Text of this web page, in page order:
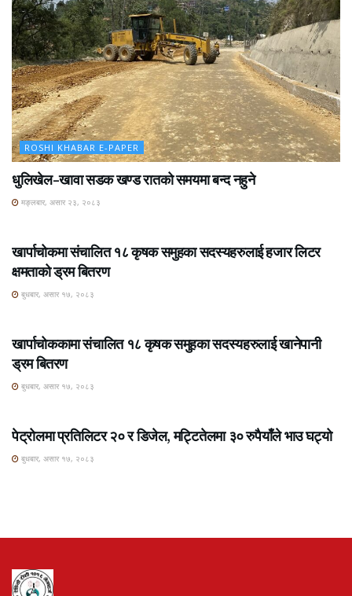
ROSHI KHABAR E-PAPER
धुलिखेल–खावा सडक खण्ड रातको समयमा बन्द नहुने
मङ्लबार, असार २३, २०८३
खार्पाचोकमा संचालित १८ कृषक समुहका सदस्यहरुलाई हजार लिटर
क्षमताको ड्रम बितरण
बुधबार, असार १७, २०८३
खार्पाचोककामा संचालित १८ कृषक समुहका सदस्यहरुलाई खानेपानी
ड्रम बितरण
बुधबार, असार १७, २०८३
पेट्रोलमा प्रतिलिटर २० र डिजेल, मट्टितेलमा ३० रुपैयाँले भाउ घट्यो
बुधबार, असार १७, २०८३